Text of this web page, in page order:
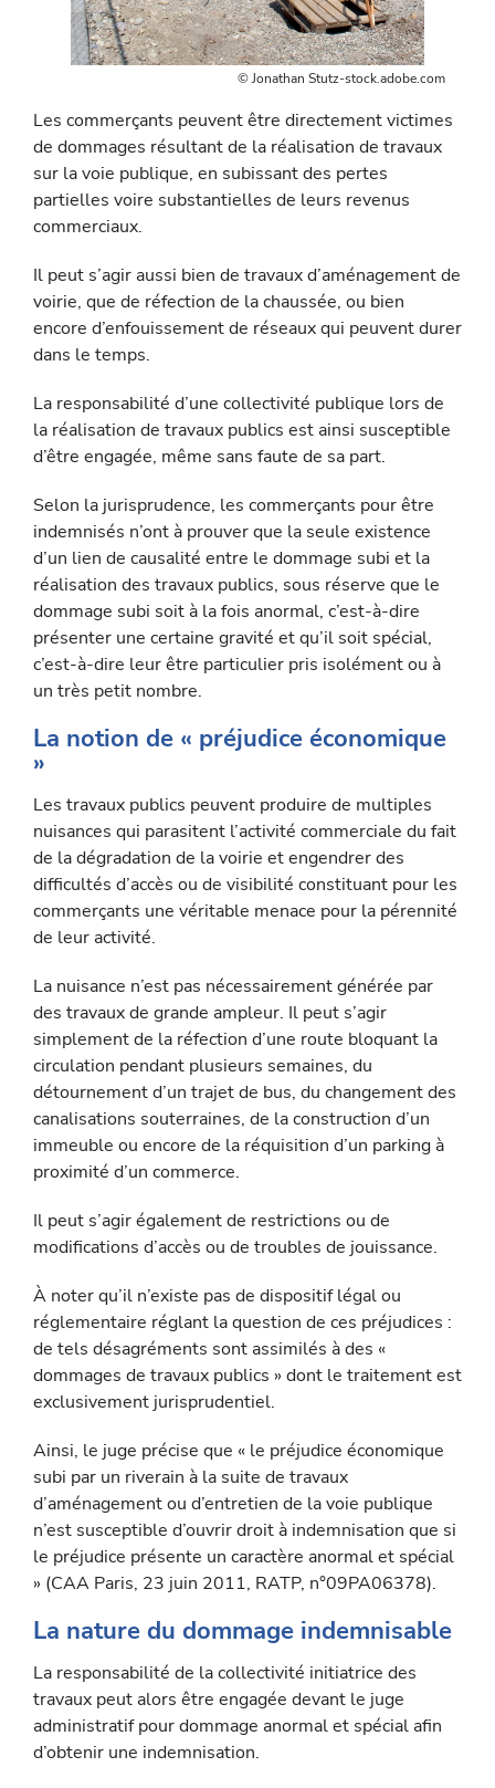
© Jonathan Stutz-stock.adobe.com
Les commerçants peuvent être directement victimes
de dommages résultant de la réalisation de travaux
sur la voie publique, en su­bissant des pertes
partielles voire substantielles de leurs revenus
commerciaux.
Il peut s’agir aussi bien de travaux d’aménagement de
voirie, que de réfection de la chaussée, ou bien
encore d’enfouissement de réseaux qui peuvent durer
dans le temps.
La responsabilité d’une collectivité publique lors de
la réalisation de travaux publics est ainsi susceptible
d’être engagée, même sans faute de sa part.
Selon la jurisprudence, les commerçants pour être
indemnisés n’ont à prouver que la seule existence
d’un lien de causalité entre le dommage subi et la
réalisation des travaux publics, sous réserve que le
dommage subi soit à la fois anormal, c’est-à-dire
présenter une certaine gravité et qu’il soit spécial,
c’est-à-dire leur être par­ticulier pris isolément ou à
un très petit nombre.
La notion de « préjudice économique
»
Les travaux publics peuvent produire de multiples
nuisances qui parasitent l’activité commerciale du fait
de la dégradation de la voirie et engendrer des
difficultés d’accès ou de visibilité constituant pour les
commerçants une véritable menace pour la pérennité
de leur activité.
La nuisance n’est pas nécessairement générée par
des travaux de grande ampleur. Il peut s’agir
simplement de la réfection d’une route bloquant la
circulation pendant plusieurs semaines, du
détournement d’un trajet de bus, du changement des
canalisations souterraines, de la construction d’un
immeuble ou encore de la réquisition d’un parking à
proximité d’un commerce.
Il peut s’agir également de restrictions ou de
modifications d’accès ou de troubles de jouissance.
À noter qu’il n’existe pas de dispositif légal ou
réglementaire réglant la question de ces préjudices :
de tels désagréments sont assimi­lés à des «
dommages de travaux publics » dont le traitement est
exclusivement jurisprudentiel.
Ainsi, le juge précise que « le préjudice économique
subi par un riverain à la suite de travaux
d’aménagement ou d’entretien de la voie publique
n’est susceptible d’ouvrir droit à indemnisation que si
le préjudice présente un caractère anormal et spécial
» (CAA Paris, 23 juin 2011, RATP, n°09PA06378).
La nature du dommage indemnisable
La responsabilité de la collectivité initiatrice des
travaux peut alors être engagée devant le juge
administratif pour dommage anormal et spécial afin
d’obtenir une indemnisation.